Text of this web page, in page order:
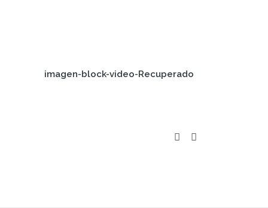
imagen-block-video-Recuperado